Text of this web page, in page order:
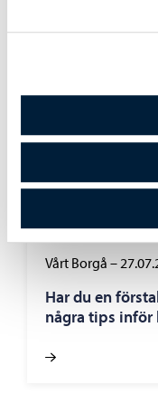
Vårt Borgå –
Har du en
några tips inför